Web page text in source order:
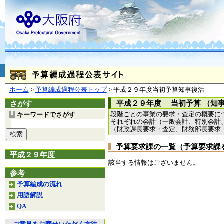
ホーム > 予算編成過程公表トップ> 平成２９年度当初予算知事復活
さがす
キーワードでさがす
平成２９年度
参考
予算編成の流れ
用語解説
QA
平成２９年度 当初予算 （知
段階ごとの事業の要求・査定の概要に
それぞれの会計（一般会計、特別会
（財政課長要求・査定、財務部長要
予算要求課の一覧（予算要求
該当する情報はございません。
お問合せ
大阪府
（法人番号 4000020270008）
本庁 〒540-8570
大阪市
〒559-8555